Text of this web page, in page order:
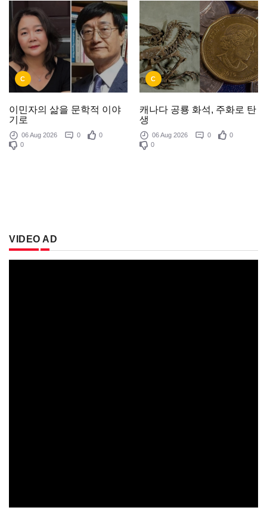
C
이민자의 삶을 문학적 이야
기로
06 Aug 2026 0
0
0
C
캐나다 공룡 화석, 주화로 탄
생
06 Aug 2026 0
0
0
VIDEO AD